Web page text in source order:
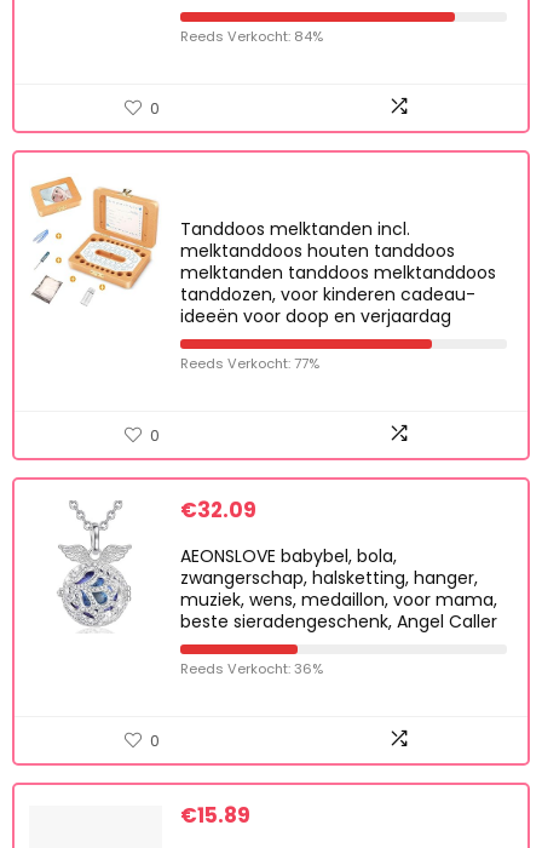
Reeds Verkocht: 84%
0
Tanddoos melktanden incl.
melktanddoos houten tanddoos
melktanden tanddoos melktanddoos
tanddozen, voor kinderen cadeau-
ideeën voor doop en verjaardag
Reeds Verkocht: 77%
0
€32.09
AEONSLOVE babybel, bola,
zwangerschap, halsketting, hanger,
muziek, wens, medaillon, voor mama,
beste sieradengeschenk, Angel Caller
Reeds Verkocht: 36%
0
€15.89